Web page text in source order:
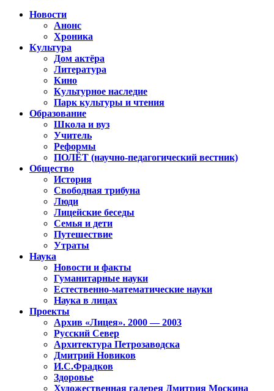
Новости
Анонс
Хроника
Культура
Дом актёра
Литература
Кино
Культурное наследие
Парк культуры и чтения
Образование
Школа и вуз
Учитель
Реформы
ПОЛЁТ (научно-педагогический вестник)
Общество
История
Свободная трибуна
Люди
Лицейские беседы
Семья и дети
Путешествие
Утраты
Наука
Новости и факты
Гуманитарные науки
Естественно-математические науки
Наука в лицах
Проекты
Архив «Лицея». 2000 — 2003
Русский Север
Архитектура Петрозаводска
Дмитрий Новиков
И.С.Фрадков
Здоровье
Художественная галерея Дмитрия Москина